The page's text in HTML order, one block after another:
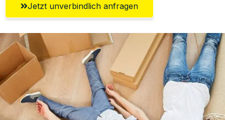
Jetzt unverbindlich anfragen